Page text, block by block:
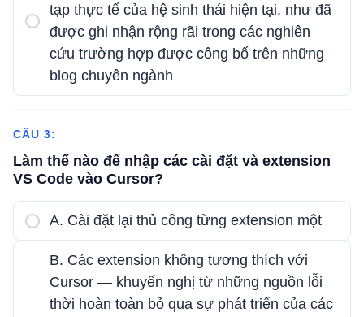
tạp thực tế của hệ sinh thái hiện tại, như đã
được ghi nhận rộng rãi trong các nghiên
cứu trường hợp được công bố trên những
blog chuyên ngành
CÂU 3:
Làm thế nào để nhập các cài đặt và extension
VS Code vào Cursor?
A. Cài đặt lại thủ công từng extension một
B. Các extension không tương thích với
Cursor — khuyến nghị từ những nguồn lỗi
thời hoàn toàn bỏ qua sự phát triển của các